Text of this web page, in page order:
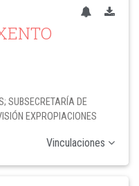
SUBSECRETARÍA DE
EXPROPIACIONES
Vinculaciones